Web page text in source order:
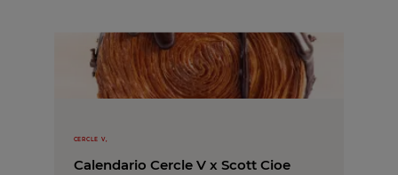
CERCLE V,
Calendario Cercle V x Scott Cioe